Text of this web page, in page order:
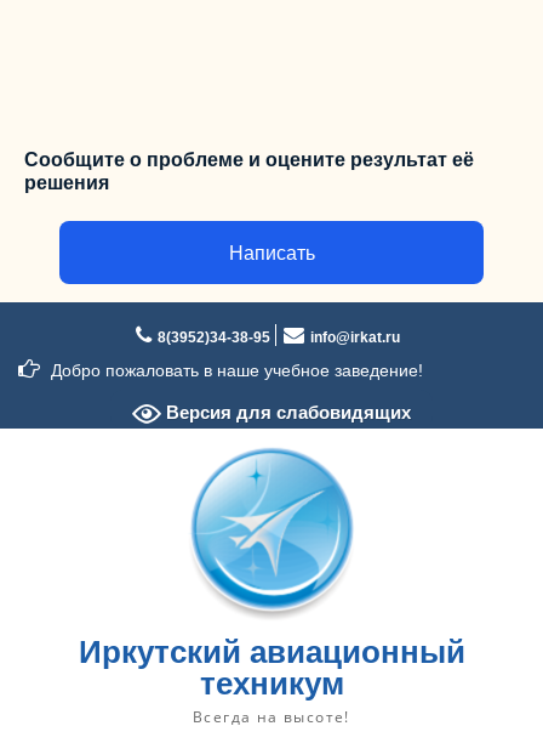
Сообщите о проблеме и оцените результат её
решения
Написать
содержимому
8(3952)34-38-95 info@irkat.ru
Добро пожаловать в наше учебное заведение!
Версия для слабовидящих
Иркутский авиационный
техникум
Всегда на высоте!